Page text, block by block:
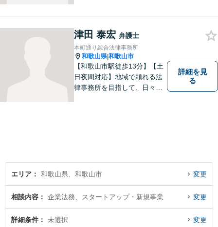
津田 泰宏 弁護士
本町通り綜合法律事務所
和歌山県|和歌山市
【和歌山市駅徒歩13分】【土
日夜間対応】地域で頼れる法
律事務所を目指して、日々尽
詳細を見
る
エリア 和歌山県、和歌山市 変更
相談内容 企業法務、スタートアップ・新規事業 変更
詳細条件 未選択 変更